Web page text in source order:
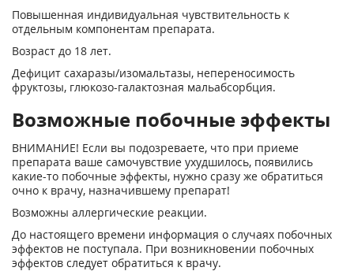
Повышенная индивидуальная чувствительность к
отдельным компонентам препарата.
Возраст до 18 лет.
Дефицит сахаразы/изомальтазы, непереносимость
фруктозы, глюкозо-галактозная мальабсорбция.
Возможные побочные эффекты
ВНИМАНИЕ! Если вы подозреваете, что при приеме
препарата ваше самочувствие ухудшилось, появились
какие-то побочные эффекты, нужно сразу же обратиться
очно к врачу, назначившему препарат!
Возможны аллергические реакции.
До настоящего времени информация о случаях побочных
эффектов не поступала. При возникновении побочных
эффектов следует обратиться к врачу.